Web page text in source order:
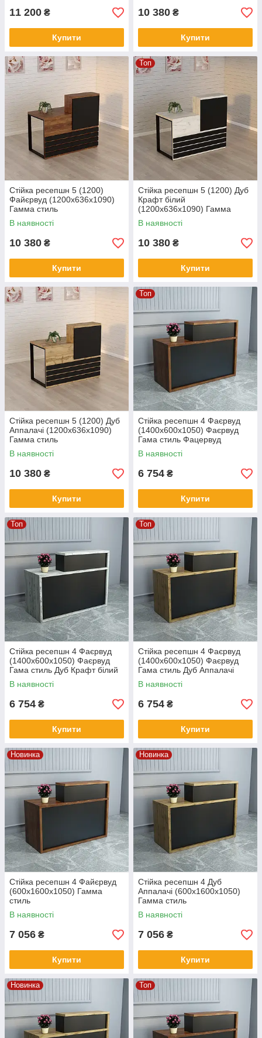
11 200 ₴
Купити
10 380 ₴
Купити
Стійка ресепшн 5 (1200)
Файєрвуд (1200x636x1090)
Гамма стиль
В наявності
10 380 ₴
Купити
Топ
Стійка ресепшн 5 (1200) Дуб
Крафт білий
(1200x636x1090) Гамма
стиль
В наявності
10 380 ₴
Купити
Стійка ресепшн 5 (1200) Дуб
Аппалачі (1200x636x1090)
Гамма стиль
В наявності
10 380 ₴
Купити
Топ
Стійка ресепшн 4 Фаєрвуд
(1400x600x1050) Фаєрвуд
Гама стиль Фацервуд
В наявності
6 754 ₴
Купити
Топ
Стійка ресепшн 4 Фаєрвуд
(1400x600x1050) Фаєрвуд
Гама стиль Дуб Крафт білий
В наявності
6 754 ₴
Купити
Топ
Стійка ресепшн 4 Фаєрвуд
(1400x600x1050) Фаєрвуд
Гама стиль Дуб Аппалачі
В наявності
6 754 ₴
Купити
Новинка
Стійка ресепшн 4 Файєрвуд
(600x1600x1050) Гамма
стиль
В наявності
7 056 ₴
Купити
Новинка
Стійка ресепшн 4 Дуб
Аппалачі (600x1600x1050)
Гамма стиль
В наявності
7 056 ₴
Купити
Новинка Топ